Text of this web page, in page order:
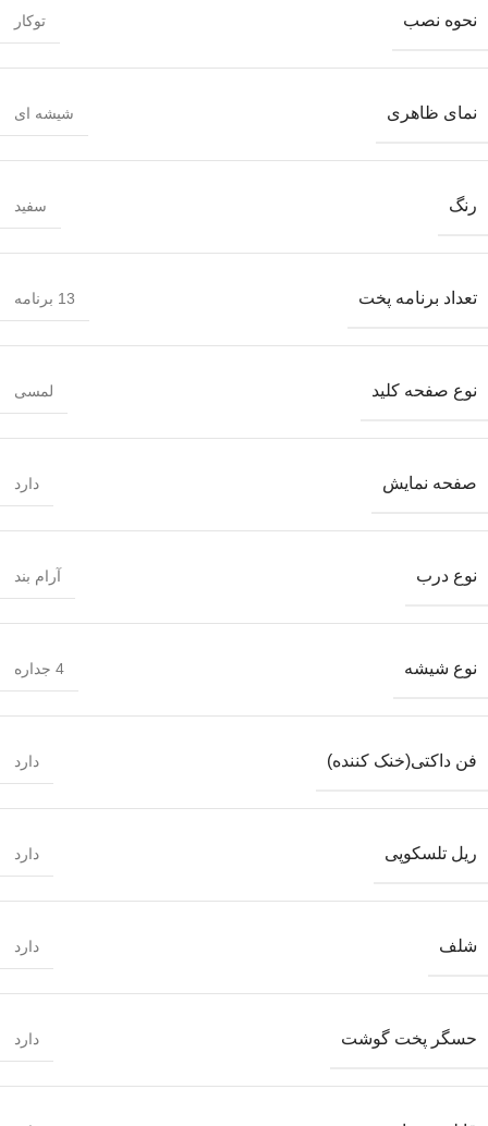
نحوه نصب توکار
نمای ظاهری شیشه ای
رنگ سفید
تعداد برنامه پخت 13 برنامه
نوع صفحه کلید لمسی
صفحه نمایش دارد
نوع درب آرام بند
نوع شیشه 4 جداره
فن داکتی(خنک کننده) دارد
ریل تلسکوپی دارد
شلف دارد
حسگر پخت گوشت دارد